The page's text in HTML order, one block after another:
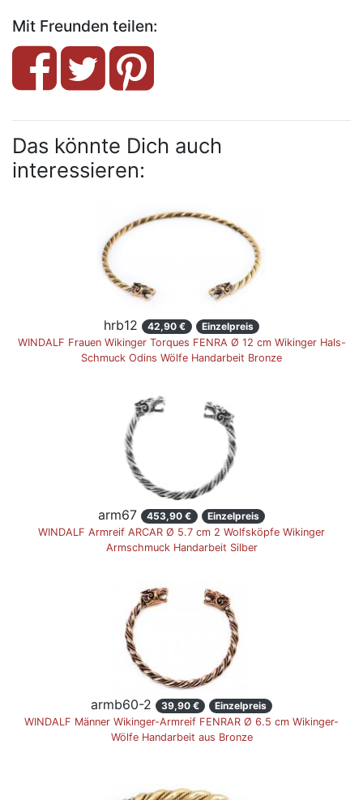
Mit Freunden teilen:
Das könnte Dich auch
interessieren:
hrb12 42,90 €
Einzelpreis
WINDALF Frauen Wikinger Torques FENRA Ø 12 cm Wikinger Hals-
Schmuck Odins Wölfe Handarbeit Bronze
arm67 453,90 €
Einzelpreis
WINDALF Armreif ARCAR Ø 5.7 cm 2 Wolfsköpfe Wikinger
Armschmuck Handarbeit Silber
armb60-2 39,90 €
Einzelpreis
WINDALF Männer Wikinger-Armreif FENRAR Ø 6.5 cm Wikinger-
Wölfe Handarbeit aus Bronze